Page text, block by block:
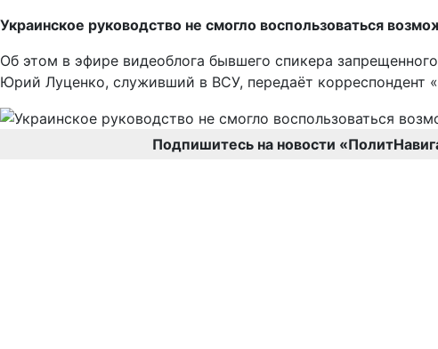
Украинское руководство не смогло воспользоваться
Об этом в эфире видеоблога бывшего спикера
Юрий Луценко, служивший в ВСУ, передаёт корреспондент
Подпишитесь на новости